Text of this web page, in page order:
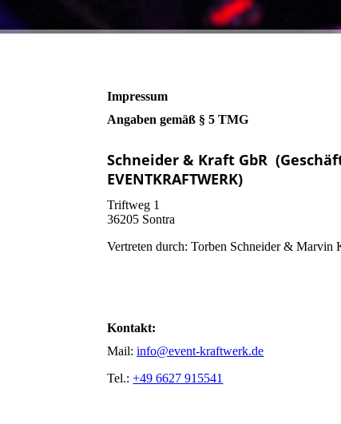
Impressum
Angaben gemäß § 5 TMG
Schneider & Kraft GbR
EVENTKRAFTWERK)
Triftweg 1
36205 Sontra
Vertreten durch: Torben Schneider & Marvin
Kontakt:
Mail:info@event-kraftwerk.de
Tel.:+49 6627 915541